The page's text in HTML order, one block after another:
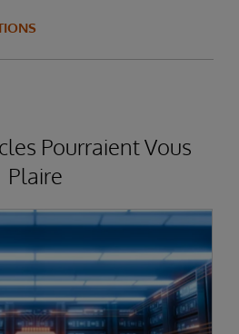
Pourraient Vous
Plaire